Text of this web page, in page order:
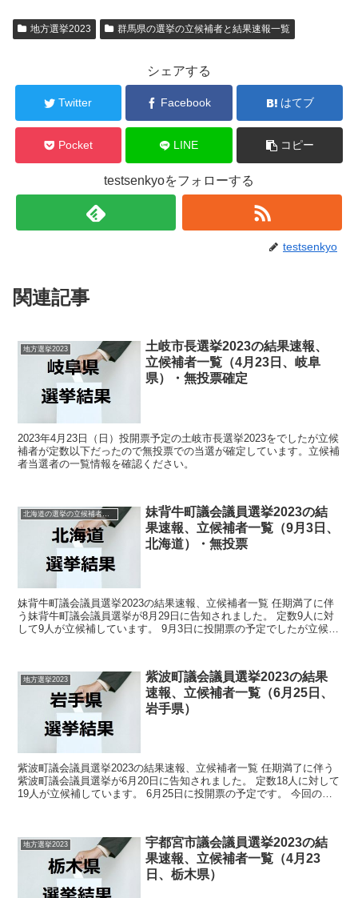
地方選挙2023 群馬県の選挙の立候補者と結果速報一覧
シェアする
Twitter Facebook はてブ
Pocket LINE コピー
testsenkyoをフォローする
testsenkyo
関連記事
地方選挙2023
土岐市長選挙2023の結果速報、
立候補者一覧（4月23日、岐阜
県）・無投票確定
2023年4月23日（日）投開票予定の土岐市長選挙2023をでしたが立候
補者が定数以下だったので無投票での当選が確定しています。立候補
者当選者の一覧情報を確認ください。
北海道の選挙の立候補者と結果速報一覧
妹背牛町議会議員選挙2023の結
果速報、立候補者一覧（9月3日、
北海道）・無投票
妹背牛町議会議員選挙2023の結果速報、立候補者一覧 任期満了に伴
う妹背牛町議会議員選挙が8月29日に告知されました。 定数9人に対
して9人が立候補しています。 9月3日に投開票の予定でしたが立候補
地方選挙2023
紫波町議会議員選挙2023の結果
速報、立候補者一覧（6月25日、
岩手県）
紫波町議会議員選挙2023の結果速報、立候補者一覧 任期満了に伴う
紫波町議会議員選挙が6月20日に告知されました。 定数18人に対して
19人が立候補しています。 6月25日に投開票の予定です。 今回の記
地方選挙2023
宇都宮市議会議員選挙2023の結
果速報、立候補者一覧（4月23
日、栃木県）